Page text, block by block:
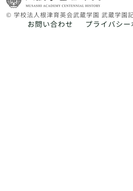
© 学校法人根津育英会武蔵学園 武蔵学園
お問い合わせ プライバシー